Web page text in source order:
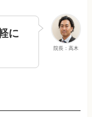
院長：高木
に